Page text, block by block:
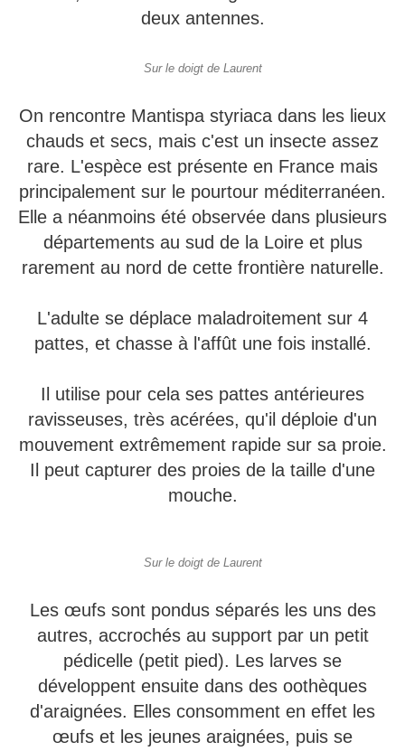
deux antennes.
Sur le doigt de Laurent
On rencontre Mantispa styriaca dans les lieux
chauds et secs, mais c'est un insecte assez
rare. L'espèce est présente en France mais
principalement sur le pourtour méditerranéen.
Elle a néanmoins été observée dans plusieurs
départements au sud de la Loire et plus
rarement au nord de cette frontière naturelle.
L'adulte se déplace maladroitement sur 4
pattes, et chasse à l'affût une fois installé.
Il utilise pour cela ses pattes antérieures
ravisseuses, très acérées, qu'il déploie d'un
mouvement extrêmement rapide sur sa proie.
Il peut capturer des proies de la taille d'une
mouche.
Sur le doigt de Laurent
Les œufs sont pondus séparés les uns des
autres, accrochés au support par un petit
pédicelle (petit pied). Les larves se
développent ensuite dans des oothèques
d'araignées. Elles consomment en effet les
œufs et les jeunes araignées, puis se